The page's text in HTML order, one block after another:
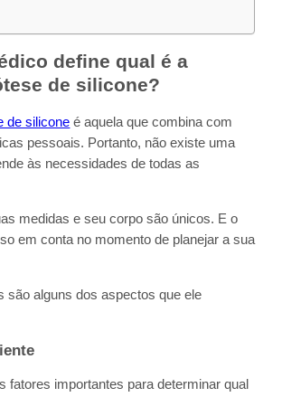
define qual é a
de silicone?
de silicone é aquela que combina com
pessoais. Portanto, não existe uma
às necessidades de todas as
medidas e seu corpo são únicos. E o
em conta no momento de planejar a sua
são alguns dos aspectos que ele
fatores importantes para determinar qual